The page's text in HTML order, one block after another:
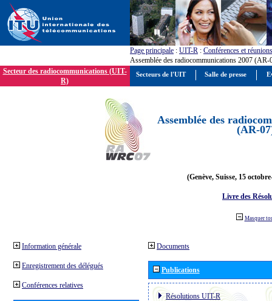
Page principale : UIT-R : Conférences et réunions
Assemblée des radiocommunications 2007 (AR-
Secteur des radiocommunications (UIT-
R)
Assemblée des
(AR-
(Genève, Suisse, 15
Livre des
Masquer
Information générale
Enregistrement des délégués
Conférences relatives
Documents
Publications
Résolutions UIT-R
Secteurs de l'UIT Salle de presse